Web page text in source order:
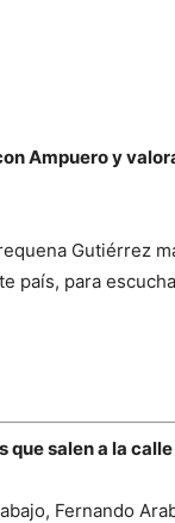
Ampuero y
Gutiérrez
país, para
salen a la
Fernando